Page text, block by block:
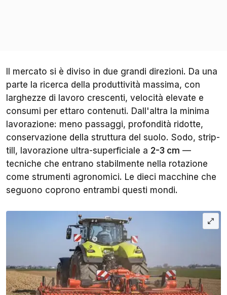
Il mercato si è diviso in due grandi direzioni. Da una
parte la ricerca della produttività massima, con
larghezze di lavoro crescenti, velocità elevate e
consumi per ettaro contenuti. Dall'altra la minima
lavorazione: meno passaggi, profondità ridotte,
conservazione della struttura del suolo. Sodo, strip-
till, lavorazione ultra-superficiale a 2-3 cm —
tecniche che entrano stabilmente nella rotazione
come strumenti agronomici. Le dieci macchine che
seguono coprono entrambi questi mondi.